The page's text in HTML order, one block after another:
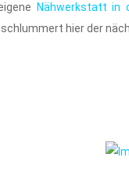
Nähwerkstatt in
hier der